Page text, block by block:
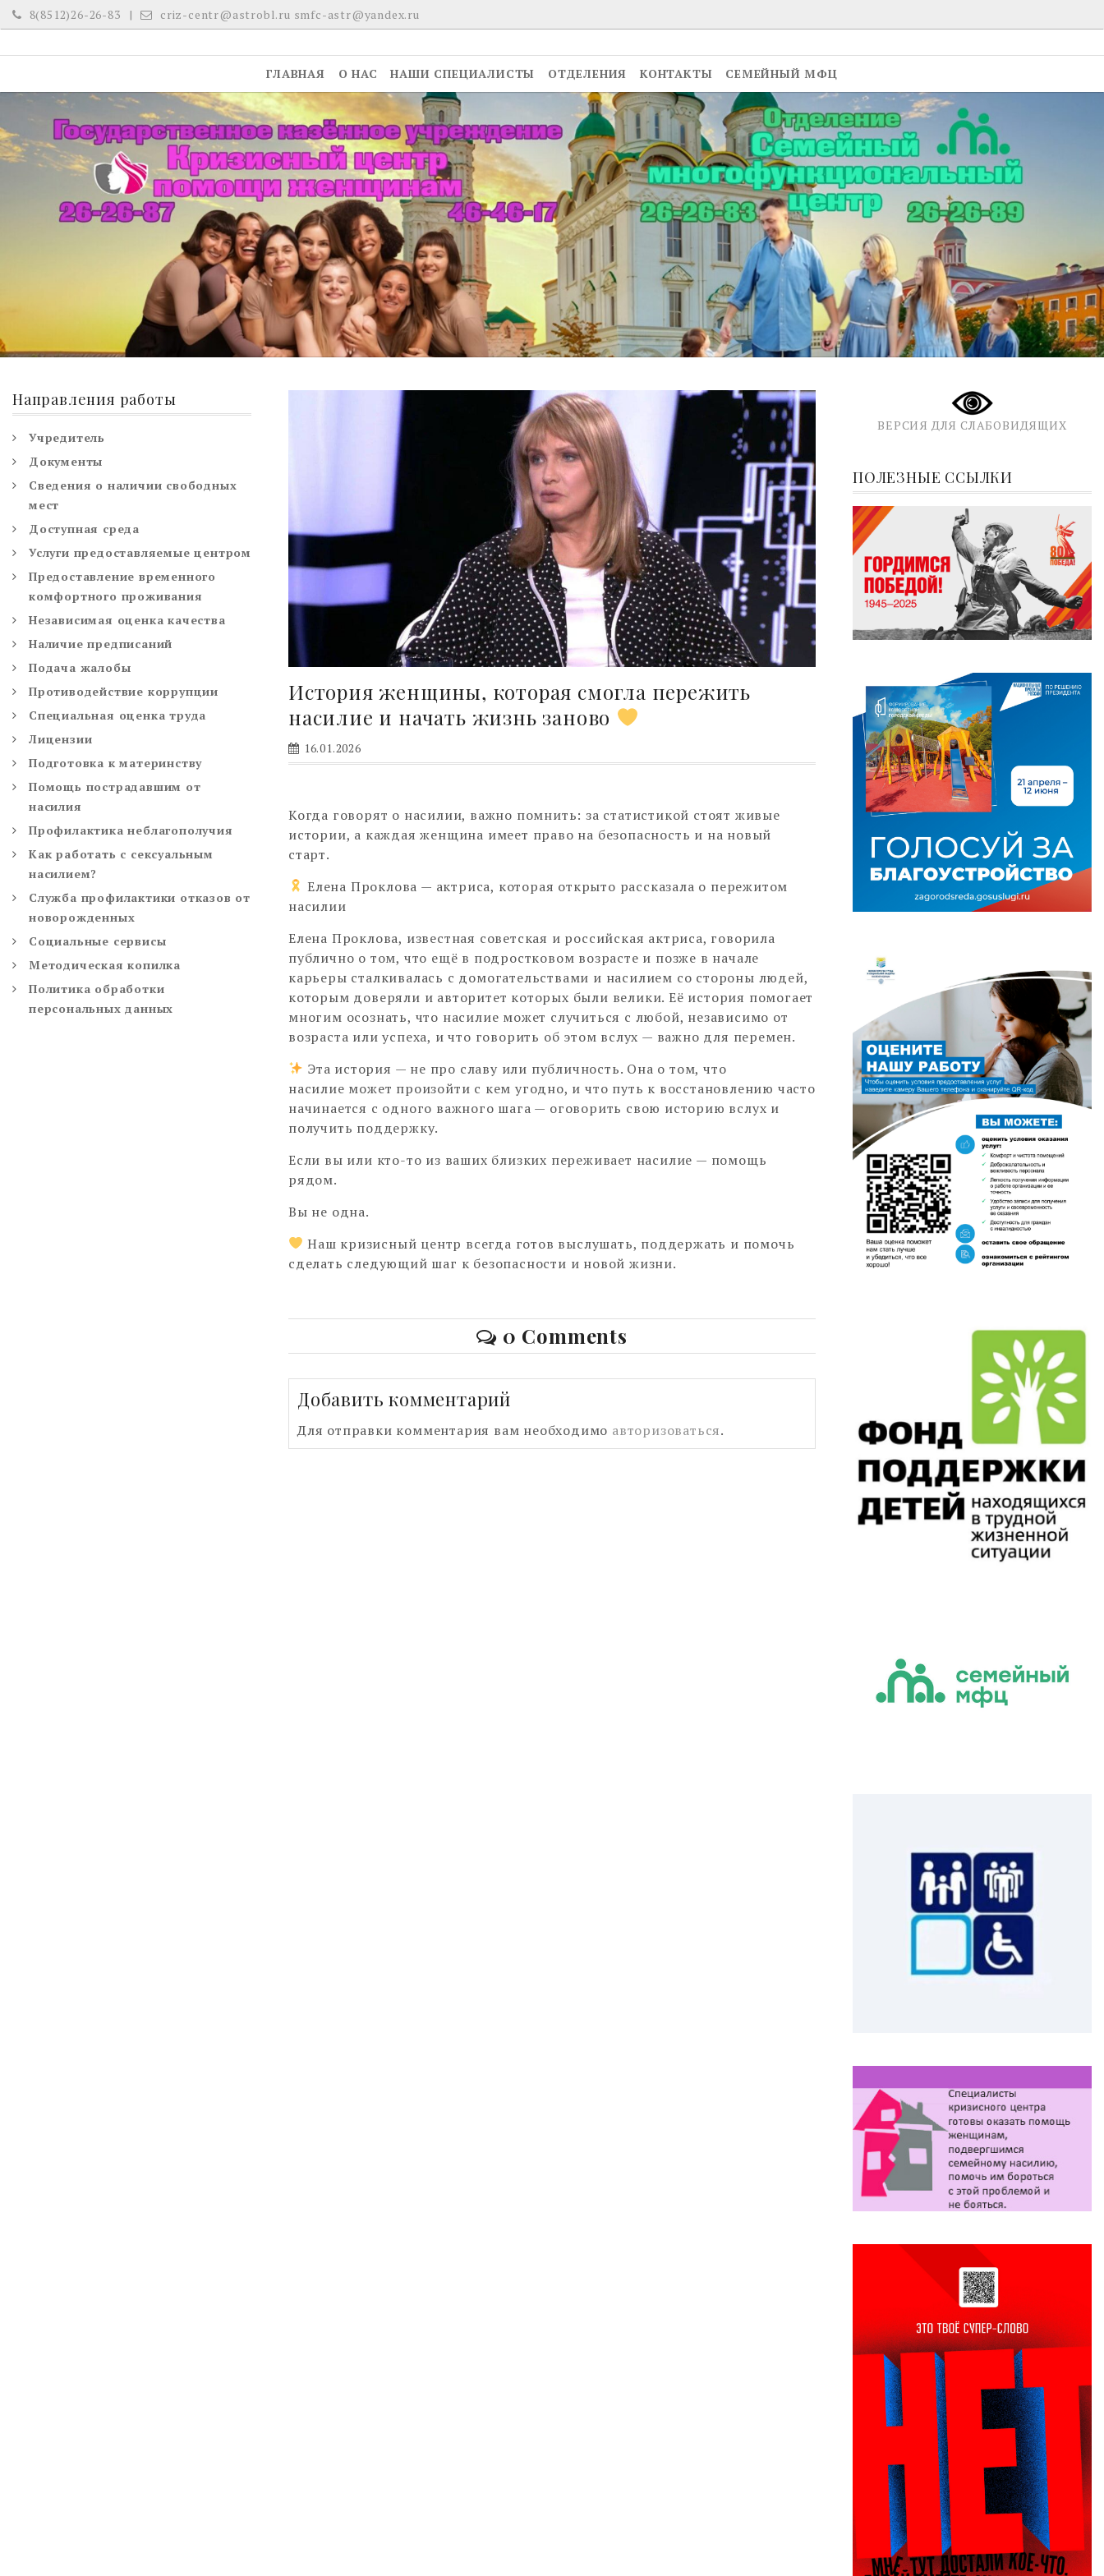
Skip
to
8(8512)26-26-83 criz-centr@astrobl.ru smfc-astr@yandex.ru
ГЛАВНАЯ О НАС НАШИ СПЕЦИАЛИСТЫ ОТДЕЛЕНИЯ КОНТАКТЫ СЕМЕЙНЫЙ МФЦ
История женщины, которая смогла пережить
насилие и начать жизнь заново
16.01.2026
Когда говорят о насилии, важно помнить: за статистикой стоят живые
истории, а каждая женщина имеет право на безопасность и на новый
старт.
Елена Проклова — актриса, которая открыто рассказала о пережитом
насилии
Елена Проклова, известная советская и российская актриса, говорила
публично о том, что ещё в подростковом возрасте и позже в начале
карьеры сталкивалась с домогательствами и насилием со стороны людей,
которым доверяли и авторитет которых были велики. Её история помогает
многим осознать, что насилие может случиться с любой, независимо от
возраста или успеха, и что говорить об этом вслух — важно для перемен.
Эта история — не про славу или публичность. Она о том, что
насилие может произойти с кем угодно, и что путь к восстановлению часто
начинается с одного важного шага — оговорить свою историю вслух и
получить поддержку.
Если вы или кто-то из ваших близких переживает насилие — помощь
рядом.
Вы не одна.
Наш кризисный центр всегда готов выслушать, поддержать и помочь
сделать следующий шаг к безопасности и новой жизни.
0 Comments
Добавить комментарий
Для отправки комментария вам необходимо авторизоваться.
Направления работы
Учредитель
Документы
Сведения о наличии свободных
мест
Доступная среда
Услуги предоставляемые центром
Предоставление временного
комфортного проживания
Независимая оценка качества
Наличие предписаний
Подача жалобы
Противодействие коррупции
Специальная оценка труда
Лицензии
Подготовка к материнству
Помощь пострадавшим от
насилия
Профилактика неблагополучия
Как работать с сексуальным
насилием?
Служба профилактики отказов от
новорожденных
Социальные сервисы
Методическая копилка
Политика обработки
персональных данных
ВЕРСИЯ ДЛЯ СЛАБОВИДЯЩИХ
ПОЛЕЗНЫЕ ССЫЛКИ